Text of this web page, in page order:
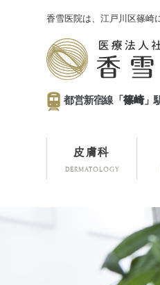
香雪医院は、江戸川区篠崎
都営新宿線「篠崎」
DERMATOLOGY
皮膚科